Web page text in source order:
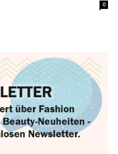
0